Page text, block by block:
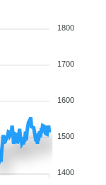
1800
1700
1600
1500
1400